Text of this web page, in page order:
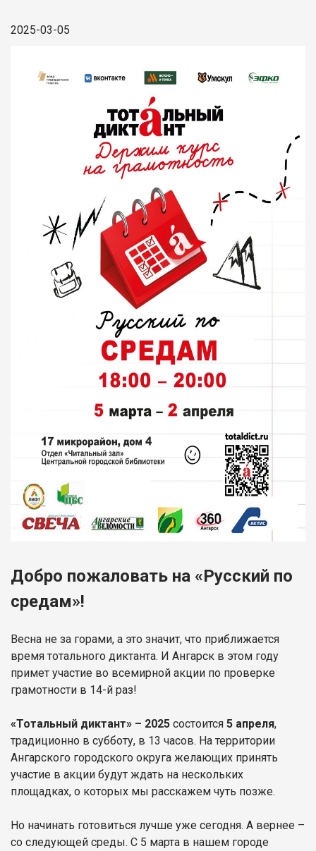
2025-03-05
Добро пожаловать на «Русский по
средам»!
Весна не за горами, а это значит, что приближается
время тотального диктанта. И Ангарск в этом году
примет участие во всемирной акции по проверке
грамотности в 14-й раз!
«Тотальный диктант» – 2025 состоится 5 апреля,
традиционно в субботу, в 13 часов. На территории
Ангарского городского округа желающих принять
участие в акции будут ждать на нескольких
площадках, о которых мы расскажем чуть позже.
Но начинать готовиться лучше уже сегодня. А вернее –
со следующей среды. С 5 марта в нашем городе